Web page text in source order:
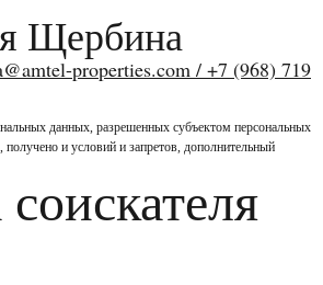
Щербина
properties.com / +7 (968) 719
данных, разрешенных субъектом персональных
получено и условий и запретов, дополнительный